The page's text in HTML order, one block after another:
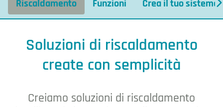
Riscaldamento Funzioni Crea il tuo sistema
Soluzioni di riscaldamento
create con semplicità
Creiamo soluzioni di riscaldamento